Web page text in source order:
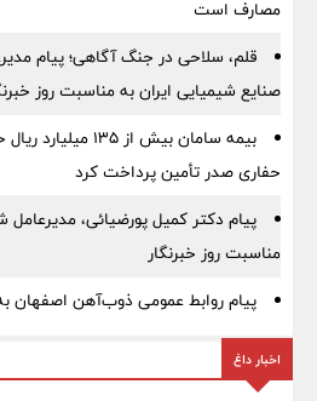
مصارف است
قلم، سلاحی در جنگ آگاهی؛ پیام
صنایع شیمیایی ایران به مناسبت روز
بیمه سامان بیش از
حفاری صدر تأمین پرداخت کرد
پیام دکتر کمیل پورضیائی،
مناسبت روز خبرنگار
پیام روابط عمومی ذوب‌آهن اصفهان
اخبار داغ